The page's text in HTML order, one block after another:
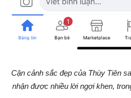
Cận cảnh sắc đẹp của Thùy Tiên
nhận được nhiều lời ngợi khen,